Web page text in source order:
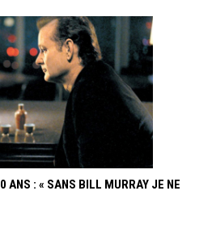
ANS : « SANS BILL MURRAY JE NE